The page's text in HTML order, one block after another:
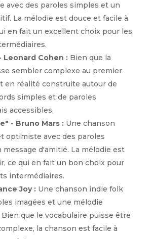
avec des paroles simples et un
La mélodie est douce et facile à
en fait un excellent choix pour les
Leonard Cohen :Bien que la
sembler complexe au premier
en réalité construite autour de
simples et de paroles
accessibles.
- Bruno Mars :Une chanson
optimiste avec des paroles
d'amitié. La mélodie est
ce qui en fait un bon choix pour
intermédiaires.
Joy :Une chanson indie folk
imagées et une mélodie
que le vocabulaire puisse être
la chanson est facile à